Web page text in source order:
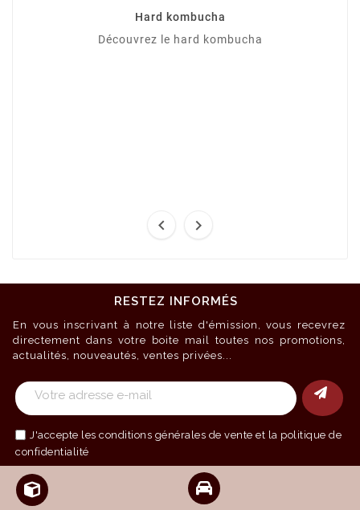
Hard kombucha
Découvrez le hard kombucha
 
RESTEZ INFORMÉS
En vous inscrivant à notre liste d'émission, vous recevrez
directement dans votre boite mail toutes nos promotions,
actualités, nouveautés, ventes privées...
J'accepte les conditions générales de vente et la politique de
confidentialité